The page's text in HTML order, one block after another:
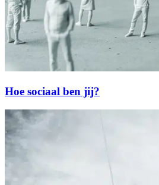
Hoe sociaal ben jij?